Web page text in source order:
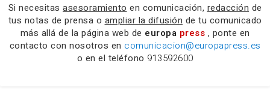
Si necesitas asesoramiento en comunicación, redacción de
tus notas de prensa o ampliar la difusión de tu comunicado
más allá de la página web de europa press , ponte en
contacto con nosotros en comunicacion@europapress.es
o en el teléfono 913592600